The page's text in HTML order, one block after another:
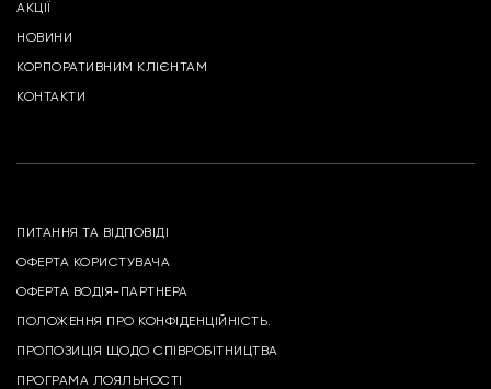
АКЦІЇ
НОВИНИ
КОРПОРАТИВНИМ КЛІЄНТАМ
КОНТАКТИ
ПИТАННЯ ТА ВІДПОВІДІ
ОФЕРТА КОРИСТУВАЧА
ОФЕРТА ВОДІЯ-ПАРТНЕРА
ПОЛОЖЕННЯ ПРО КОНФІДЕНЦІЙНІСТЬ.
ПРОПОЗИЦІЯ ЩОДО СПІВРОБІТНИЦТВА
ПРОГРАМА ЛОЯЛЬНОСТІ